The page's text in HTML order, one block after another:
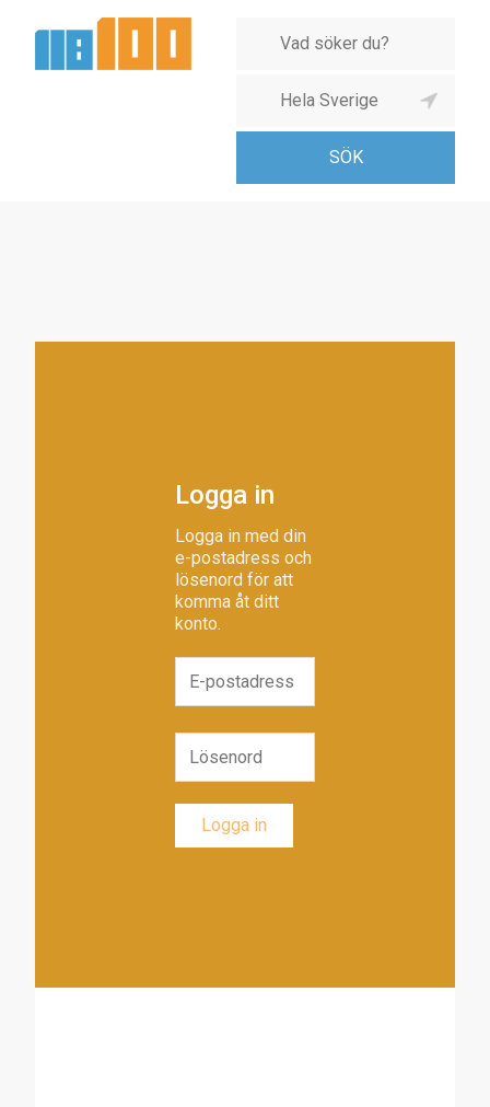
Logga in
Logga in med din
e-postadress och
lösenord för att
komma åt ditt
konto.